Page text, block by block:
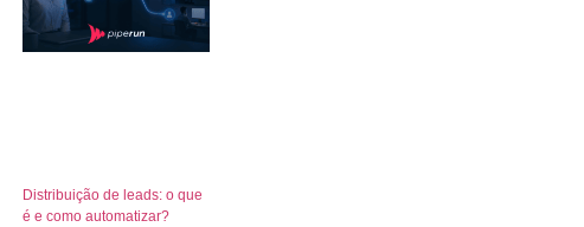
Distribuição de leads: o que
é e como automatizar?